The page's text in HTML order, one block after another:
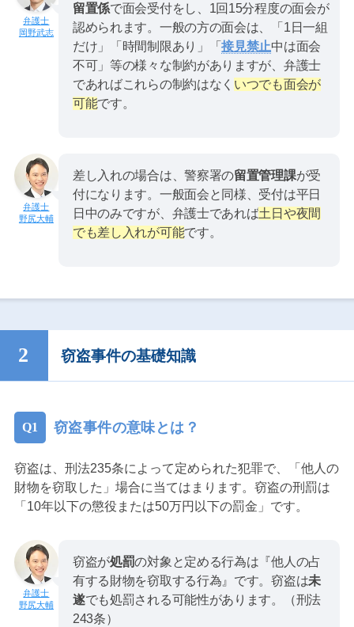
岡野武志
留置係で面会受付をし、1回15分程度の面会が
認められます。一般の方の面会は、「1日一組
だけ」「時間制限あり」「接見禁止中は面会
不可」等の様々な制約がありますが、弁護士
であればこれらの制約はなく いつでも面会が
可能です。
野尻大輔
差し入れの場合は、警察署の留置管理課が受
付になります。一般面会と同様、受付は平日
日中のみですが、弁護士であれば土日や夜間
でも差し入れが可能です。
窃盗事件の基礎知識
窃盗事件の意味とは？
窃盗は、刑法235条によって定められた犯罪で、「他人の
財物を窃取した」場合に当てはまります。窃盗の刑罰は
「10年以下の懲役または50万円以下の罰金」です。
野尻大輔
窃盗が処罰の対象と定める行為は『他人の占
有する財物を窃取する行為』です。窃盗は未
遂でも処罰される可能性があります。（刑法
243条）